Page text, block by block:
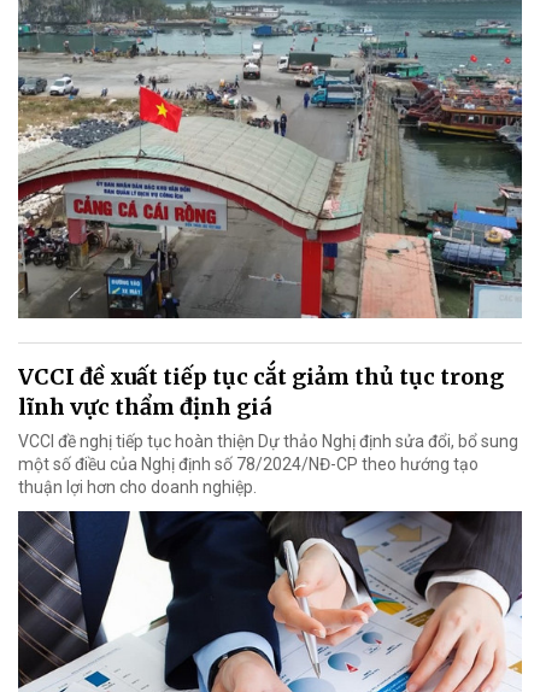
VCCI đề xuất tiếp tục cắt giảm thủ tục trong
lĩnh vực thẩm định giá
VCCI đề nghị tiếp tục hoàn thiện Dự thảo Nghị định sửa đổi, bổ sung
một số điều của Nghị định số 78/2024/NĐ-CP theo hướng tạo
thuận lợi hơn cho doanh nghiệp.